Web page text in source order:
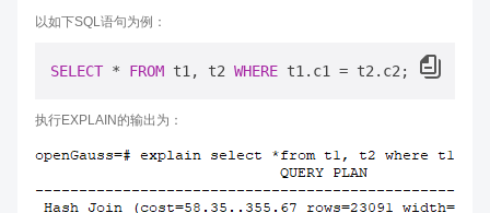
以如下SQL语句为例：
SELECT * FROM t1, t2 WHERE t1.c1 =
执行EXPLAIN的输出为：